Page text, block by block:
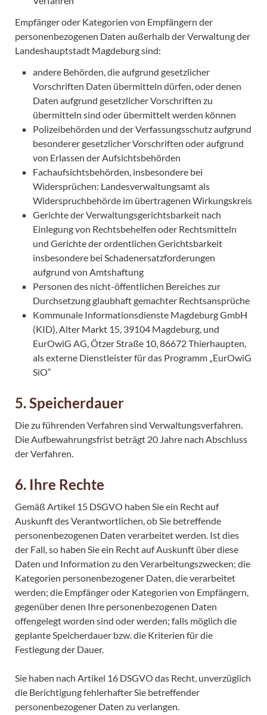
Empfänger oder Kategorien von Empfängern der
personenbezogenen Daten außerhalb der Verwaltung der
Landeshauptstadt Magdeburg sind:
andere Behörden, die aufgrund gesetzlicher
Vorschriften Daten übermitteln dürfen, oder denen
Daten aufgrund gesetzlicher Vorschriften zu
übermitteln sind oder übermittelt werden können
Polizeibehörden und der Verfassungsschutz aufgrund
besonderer gesetzlicher Vorschriften oder aufgrund
von Erlassen der Aufsichtsbehörden
Fachaufsichtsbehörden, insbesondere bei
Widersprüchen: Landesverwaltungsamt als
Widerspruchbehörde im übertragenen Wirkungskreis
Gerichte der Verwaltungsgerichtsbarkeit nach
Einlegung von Rechtsbehelfen oder Rechtsmitteln
und Gerichte der ordentlichen Gerichtsbarkeit
insbesondere bei Schadenersatzforderungen
aufgrund von Amtshaftung
Personen des nicht-öffentlichen Bereiches zur
Durchsetzung glaubhaft gemachter Rechtsansprüche
Kommunale Informationsdienste Magdeburg GmbH
(KID), Alter Markt 15, 39104 Magdeburg, und
EurOwiG AG, Ötzer Straße 10, 86672 Thierhaupten,
als externe Dienstleister für das Programm „EurOwiG
SiO“
5. Speicherdauer
Die zu führenden Verfahren sind Verwaltungsverfahren.
Die Aufbewahrungsfrist beträgt 20 Jahre nach Abschluss
der Verfahren.
6. Ihre Rechte
Gemäß Artikel 15 DSGVO haben Sie ein Recht auf
Auskunft des Verantwortlichen, ob Sie betreffende
personenbezogenen Daten verarbeitet werden. Ist dies
der Fall, so haben Sie ein Recht auf Auskunft über diese
Daten und Information zu den Verarbeitungszwecken; die
Kategorien personenbezogener Daten, die verarbeitet
werden; die Empfänger oder Kategorien von Empfängern,
gegenüber denen Ihre personenbezogenen Daten
offengelegt worden sind oder werden; falls möglich die
geplante Speicherdauer bzw. die Kriterien für die
Festlegung der Dauer.
Sie haben nach Artikel 16 DSGVO das Recht, unverzüglich
die Berichtigung fehlerhafter Sie betreffender
personenbezogener Daten zu verlangen.